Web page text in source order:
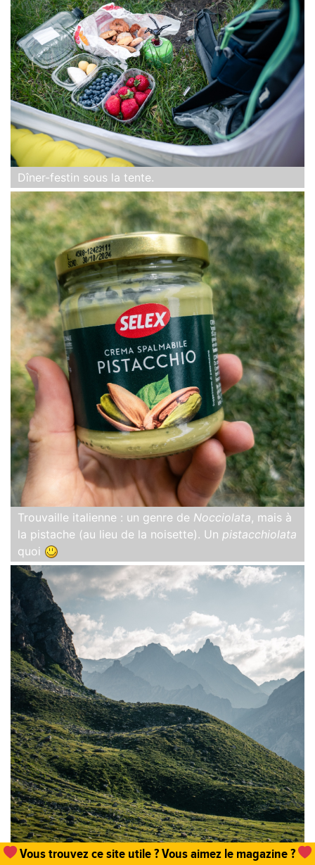
Dîner-festin sous la tente.
Trouvaille italienne : un genre de Nocciolata, mais à
la pistache (au lieu de la noisette). Un pistacchiolata
quoi
Vous trouvez ce site utile ? Vous aimez le magazine ?